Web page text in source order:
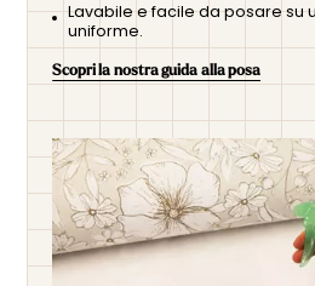
Lavabile e facile da posare su
uniforme.
Scopri la nostra guida alla posa